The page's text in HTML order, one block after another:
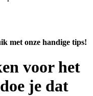
met onze handige tips!
voor het
je dat